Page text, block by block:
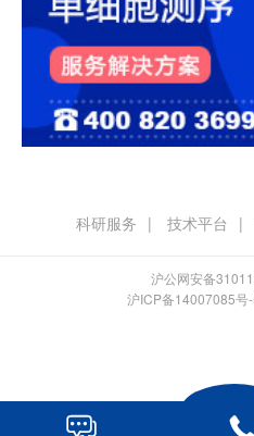

科研服务 技术平台
沪公网安备
沪ICP备14007085号